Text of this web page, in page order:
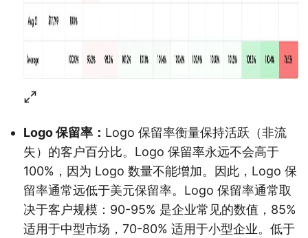
Logo 保留率： Logo 保留率衡量保持活跃（非流
失）的客户百分比。Logo 保留率永远不会高于
100%，因为 Logo 数量不能增加。因此，Logo 保
留率通常远低于美元保留率。Logo 保留率通常取
决于客户规模：90-95% 是企业常见的数值，85%
适用于中型市场，70-80% 适用于小型企业。低于